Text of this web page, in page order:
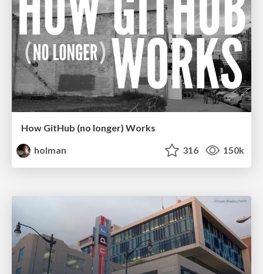
How GitHub (no longer) Works
holman
316 150k